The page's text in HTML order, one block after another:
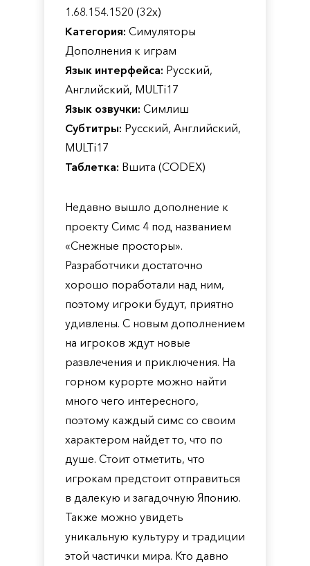
1.68.154.1520 (32х)
Категория: Симуляторы
Дополнения к играм
Язык интерфейса: Русский,
Английский, MULTi17
Язык озвучки: Симлиш
Субтитры: Русский, Английский,
MULTi17
Таблетка: Вшита (CODEX)
Недавно вышло дополнение к
проекту Симс 4 под названием
«Снежные просторы».
Разработчики достаточно
хорошо поработали над ним,
поэтому игроки будут, приятно
удивлены. С новым дополнением
на игроков ждут новые
развлечения и приключения. На
горном курорте можно найти
много чего интересного,
поэтому каждый симс со своим
характером найдет то, что по
душе. Стоит отметить, что
игрокам предстоит отправиться
в далекую и загадочную Японию.
Также можно увидеть
уникальную культуру и традиции
этой частички мира. Кто давно